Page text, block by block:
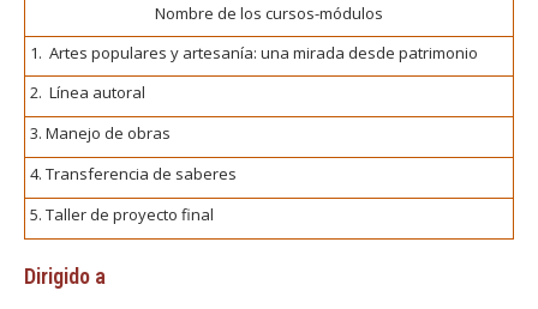
Nombre de los cursos-módulos
1. Artes populares y artesanía: una mirada desde patrimonio
2. Línea autoral
3. Manejo de obras
4. Transferencia de saberes
5. Taller de proyecto final
Dirigido a